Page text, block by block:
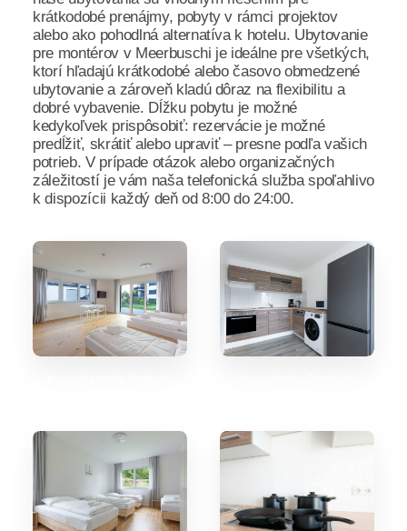
krátkodobé prenájmy, pobyty v rámci projektov
alebo ako pohodlná alternatíva k hotelu. Ubytovanie
pre montérov v Meerbuschi je ideálne pre všetkých,
ktorí hľadajú krátkodobé alebo časovo obmedzené
ubytovanie a zároveň kladú dôraz na flexibilitu a
dobré vybavenie. Dĺžku pobytu je možné
kedykoľvek prispôsobiť: rezervácie je možné
predĺžiť, skrátiť alebo upraviť – presne podľa vašich
potrieb. V prípade otázok alebo organizačných
záležitostí je vám naša telefonická služba spoľahlivo
k dispozícii každý deň od 8:00 do 24:00.